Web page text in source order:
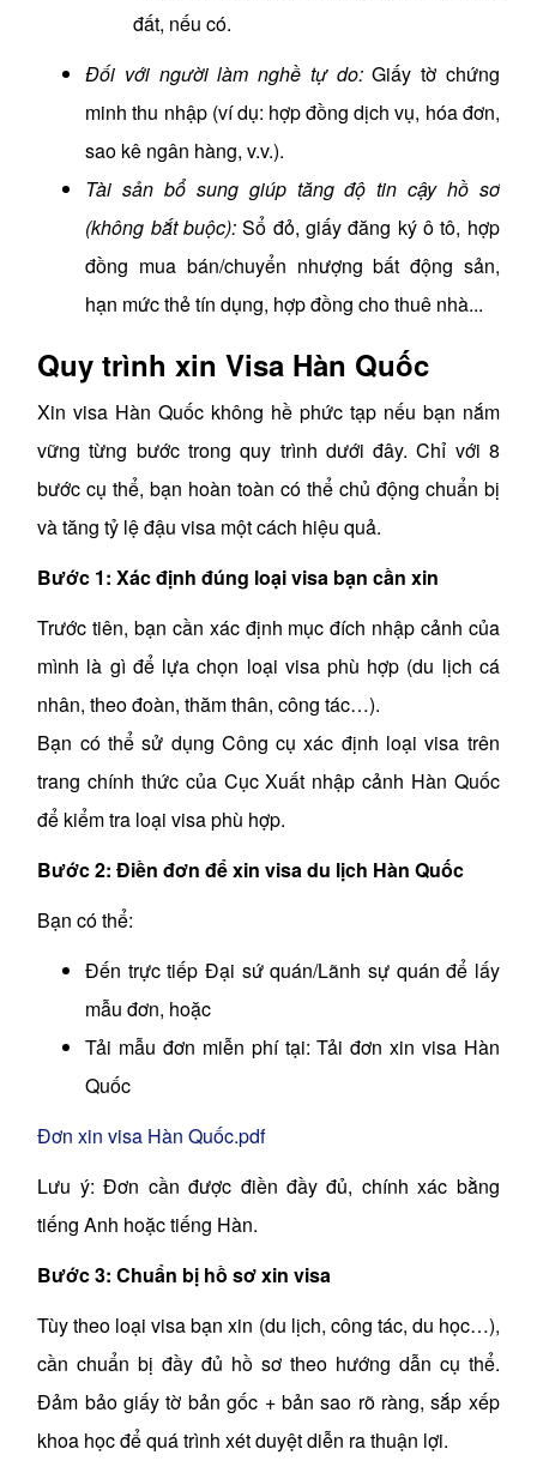
đất, nếu có.
Đối với người làm nghề tự do:Giấy tờ chứng
minh thu nhập (ví dụ: hợp đồng dịch vụ, hóa đơn,
sao kê ngân hàng, v.v.).
Tài sản bổ sung giúp tăng độ tin cậy hồ sơ
(không bắt buộc):Sổ đỏ, giấy đăng ký ô tô, hợp
đồng mua bán/chuyển nhượng bất động sản,
hạn mức thẻ tín dụng, hợp đồng cho thuê nhà...
Quy trình xin Visa Hàn Quốc
Xin visa Hàn Quốc không hề phức tạp nếu bạn nắm
vững từng bước trong quy trình dưới đây. Chỉ với 8
bước cụ thể, bạn hoàn toàn có thể chủ động chuẩn bị
và tăng tỷ lệ đậu visa một cách hiệu quả.
Bước 1: Xác định đúng loại visa bạn cần xin
Trước tiên, bạn cần xác định mục đích nhập cảnh của
mình là gì để lựa chọn loại visa phù hợp (du lịch cá
nhân, theo đoàn, thăm thân, công tác…).
Bạn có thể sử dụng Công cụ xác định loại visa trên
trang chính thức của Cục Xuất nhập cảnh Hàn Quốc
để kiểm tra loại visa phù hợp.
Bước 2: Điền đơn để xin visa du lịch Hàn Quốc
Bạn có thể:
Đến trực tiếp Đại sứ quán/Lãnh sự quán để lấy
mẫu đơn, hoặc
Tải mẫu đơn miễn phí tại: Tải đơn xin visa Hàn
Quốc
Đơn xin visa Hàn Quốc.pdf
Lưu ý: Đơn cần được điền đầy đủ, chính xác bằng
tiếng Anh hoặc tiếng Hàn.
Bước 3: Chuẩn bị hồ sơ xin visa
Tùy theo loại visa bạn xin (du lịch, công tác, du học…),
cần chuẩn bị đầy đủ hồ sơ theo hướng dẫn cụ thể.
Đảm bảo giấy tờ bản gốc + bản sao rõ ràng, sắp xếp
khoa học để quá trình xét duyệt diễn ra thuận lợi.